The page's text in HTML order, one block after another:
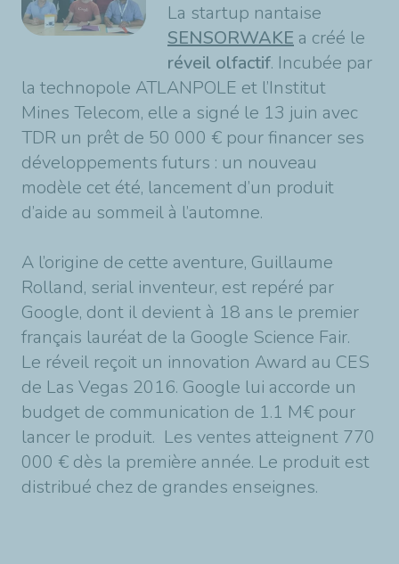
La startup nantaise
SENSORWAKE a créé le
réveil olfactif. Incubée par
la technopole ATLANPOLE et l’Institut
Mines Telecom, elle a signé le 13 juin avec
TDR un prêt de 50 000 € pour financer ses
développements futurs : un nouveau
modèle cet été, lancement d’un produit
d’aide au sommeil à l’automne.
A l’origine de cette aventure, Guillaume
Rolland, serial inventeur, est repéré par
Google, dont il devient à 18 ans le premier
français lauréat de la Google Science Fair.
Le réveil reçoit un innovation Award au CES
de Las Vegas 2016. Google lui accorde un
budget de communication de 1.1 M€ pour
lancer le produit. Les ventes atteignent 770
000 € dès la première année. Le produit est
distribué chez de grandes enseignes.